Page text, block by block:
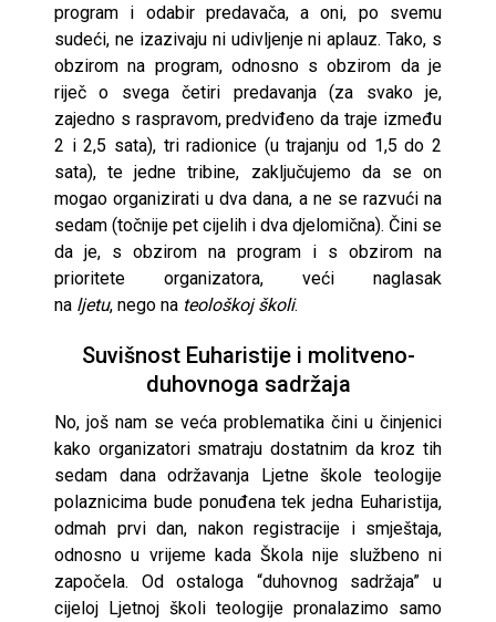
program i odabir predavača, a oni, po svemu
sudeći, ne izazivaju ni udivljenje ni aplauz. Tako, s
obzirom na program, odnosno s obzirom da je
riječ o svega četiri predavanja (za svako je,
zajedno s raspravom, predviđeno da traje između
2 i 2,5 sata), tri radionice (u trajanju od 1,5 do 2
sata), te jedne tribine, zaključujemo da se on
mogao organizirati u dva dana, a ne se razvući na
sedam (točnije pet cijelih i dva djelomična). Čini se
da je, s obzirom na program i s obzirom na
prioritete organizatora, veći naglasak
na ljetu, nego na teološkoj školi.
Suvišnost Euharistije i molitveno-
duhovnoga sadržaja
No, još nam se veća problematika čini u činjenici
kako organizatori smatraju dostatnim da kroz tih
sedam dana održavanja Ljetne škole teologije
polaznicima bude ponuđena tek jedna Euharistija,
odmah prvi dan, nakon registracije i smještaja,
odnosno u vrijeme kada Škola nije službeno ni
započela. Od ostaloga “duhovnog sadržaja” u
cijeloj Ljetnoj školi teologije pronalazimo samo